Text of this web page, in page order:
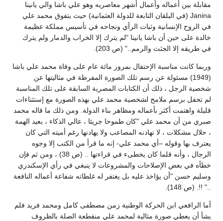
مقابلة بين أعماله وأعمال أشهر معاصريه وهو علي باشا والي يانينا
Janina (في البلقان التابعة للدولة العثمانية) حيث يتفوق محمد علي
في الروح الإنسانية وثبات الرأي ونجاحه في تأسيس مملكة عظيمة
خالدة على حين أن باشا يانينا "لم يترك إلا الخراب والدمار ولم يترك
في طريقه إلا الجثث والرمم.." (ص 203).
وربما كانت مناسبة الإحتفال بمرور مائة عام على وفاة محمد علي باشا
(1949) مسئولة عن رسم تلك الصورة المفرطة في مثاليتها عن
شخصية الرجل ، ذلك أن الكتابات المصرية السابقة على تلك المناسبة
لم تحفل برسم ملامح لشخصية محمد علي بهذه الصورة مع إستثناءات
قليلة واهتمت أكثر بأعماله ومظاهر بناء الدولة. ومن ذلك ما قاله محمد
صبري من أن محمد علي "كان طموحا جريئا ، عالي الذكاء ، بعيد الهمة
، حلال مشكلات ، لا تهادنه المصاعب ولا يهادنها رغم أميته التي كان
يعترف بها وقوله –أي محمد علي- إنه ما قرأ من الكتب إلا وجوه
الرجال ، وأنه قلما كان يخطىء في قراءتها .. (ص 38) ، ومن ثم فإن
خطأه في بعض الإصلاحات والمشروعات لا ينبغي في رأي الإسكندري
وسليم حسن "أن يؤاخذ عليه بل يغتفر له غلطاته شفاعة أعماله النافعة
.." !!. (ص 148).
أما الرافعي ابن الحركة الوطنية زمن مصطفى كامل ومحمد فريد فلم
يشأ أن يعطي صورة مثالية لمحمد علي منقطعة الصلة بالظروف